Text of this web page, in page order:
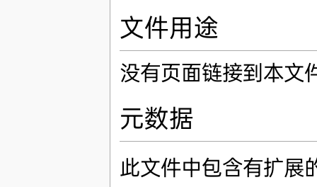
文件用途
没有页面链接到本文
元数据
此文件中包含有扩展